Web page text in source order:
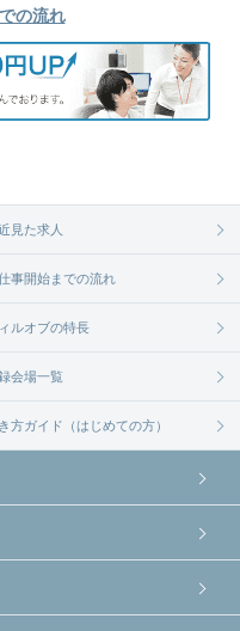
の流れ
見た求人
事開始までの流れ
ルオブの特長
会場一覧
方ガイド（はじめての方）